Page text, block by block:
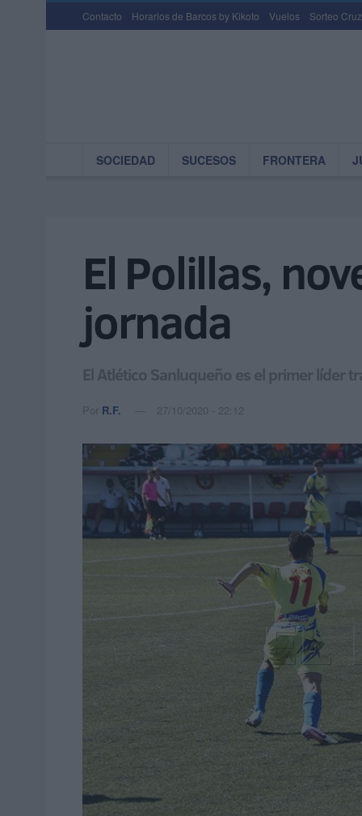
Contacto Horarios de Barcos by Kikoto Vuelos Sorteo
SOCIEDAD SUCESOS FRONTERA
El Polillas,
jornada
El Atlético Sanluqueño es el primer líder
Por R.F. 27/10/2020 - 22:12